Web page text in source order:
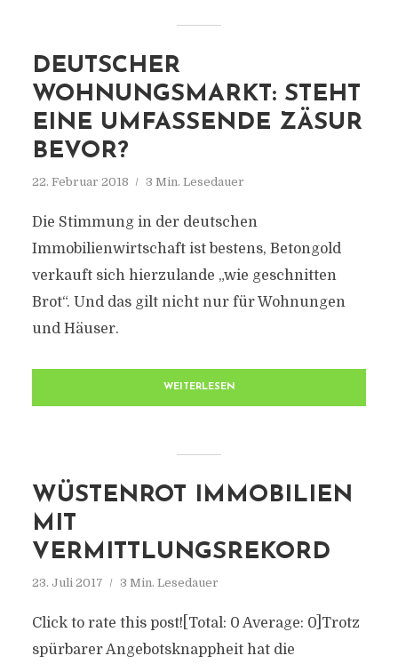
DEUTSCHER
WOHNUNGSMARKT: STEHT
EINE UMFASSENDE ZÄSUR
BEVOR?
22. Februar 2018 3 Min. Lesedauer
Die Stimmung in der deutschen
Immobilienwirtschaft ist bestens, Betongold
verkauft sich hierzulande „wie geschnitten
Brot“. Und das gilt nicht nur für Wohnungen
und Häuser.
WEITERLESEN
WÜSTENROT IMMOBILIEN
MIT
VERMITTLUNGSREKORD
23. Juli 2017 3 Min. Lesedauer
Click to rate this post![Total: 0 Average: 0]Trotz
spürbarer Angebotsknappheit hat die